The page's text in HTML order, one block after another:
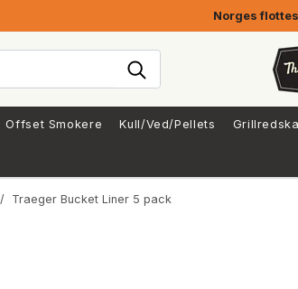
Norges
Offset Smokere Kull/Ved/Pellets
/ Traeger Bucket Liner 5 pack